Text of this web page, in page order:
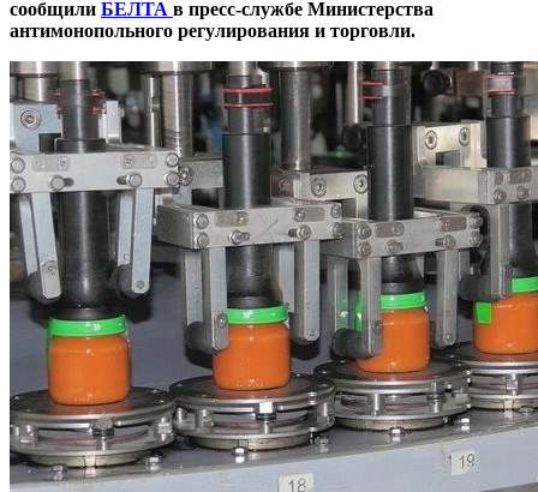
сообщили БЕЛТА в пресс-службе Министерства
антимонопольного регулирования и торговли.